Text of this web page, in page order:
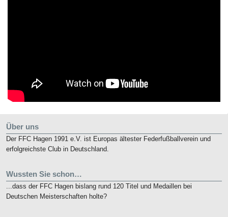
Über uns
Der FFC Hagen 1991 e.V. ist Europas ältester Federfußballverein und
erfolgreichste Club in Deutschland.
Wussten Sie schon…
...dass der FFC Hagen bislang rund 120 Titel und Medaillen bei
Deutschen Meisterschaften holte?